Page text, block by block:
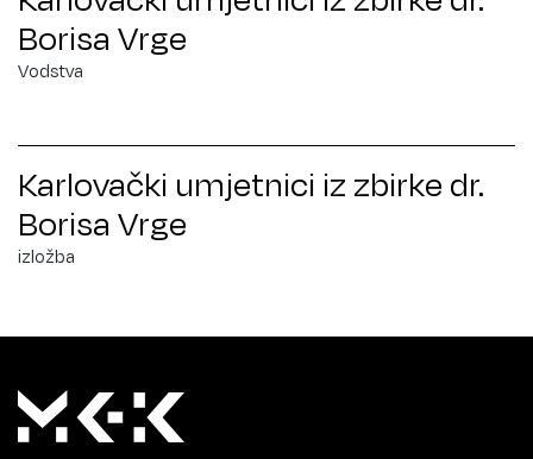
Borisa Vrge
Vodstva
Karlovački umjetnici iz zbirke dr.
Borisa Vrge
izložba